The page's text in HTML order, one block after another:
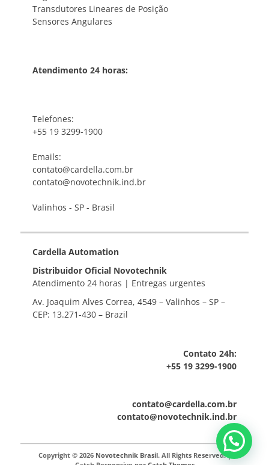
Transdutores Lineares de Posição
Sensores Angulares
Atendimento 24 horas:
Telefones:
+55 19 3299-1900
Emails:
contato@cardella.com.br
contato@novotechnik.ind.br
Valinhos - SP - Brasil
Cardella Automation
Distribuidor Oficial Novotechnik
Atendimento 24 horas | Entregas urgentes
Av. Joaquim Alves Correa, 4549 – Valinhos – SP –
CEP: 13.271-430 – Brazil
Contato 24h:
+55 19 3299-1900
contato@cardella.com.br
contato@novotechnik.ind.br
Copyright © 2026 Novotechnik Brasil. All Rights Reserved. |